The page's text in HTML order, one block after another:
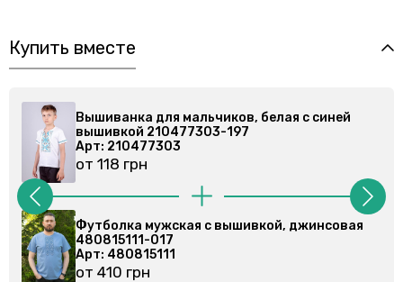
Купить вместе
Вышиванка для мальчиков, белая с синей
вышивкой 210477303-197
Арт: 210477303
от 118 грн
Футболка мужская с вышивкой, джинсовая
480815111-017
Арт: 480815111
от 410 грн